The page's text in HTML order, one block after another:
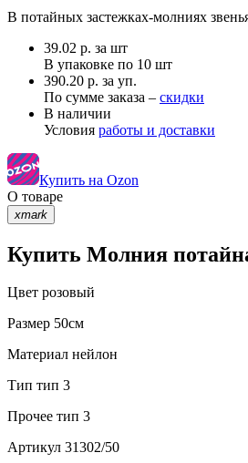
В потайных застежках-молниях
39.02 р. за шт
В упаковке по 10 шт
390.20 р. за уп.
По сумме заказа – скидки
В наличии
Условия работы и доставки
Купить на Ozon
О товаре
xmark
Купить Молния
Цвет розовый
Размер 50см
Материал нейлон
Тип тип 3
Прочее тип 3
Артикул 31302/50